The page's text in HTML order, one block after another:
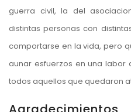
guerra civil, la del
distintas personas con
comportarse en la vida, pero
aunar esfuerzos en una
todos aquellos que quedaron